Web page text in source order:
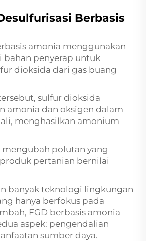
Berbasis
amonia menggunakan
bahan penyerap untuk
dioksida dari gas buang
sulfur dioksida
amonia dan oksigen dalam
menghasilkan amonium
mengubah polutan yang
pertanian bernilai
banyak teknologi lingkungan
hanya berfokus pada
FGD berbasis amonia
aspek: pengendalian
sumber daya.